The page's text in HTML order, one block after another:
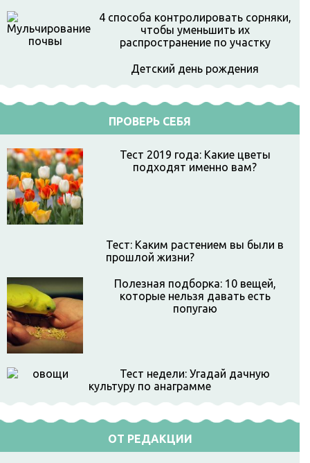
4 способа контролировать сорняки,
чтобы уменьшить их
распространение по участку
Детский день рождения
ПРОВЕРЬ СЕБЯ
Тест 2019 года: Какие цветы
подходят именно вам?
Тест: Каким растением вы были в
прошлой жизни?
Полезная подборка: 10 вещей,
которые нельзя давать есть
попугаю
Тест недели: Угадай дачную
культуру по анаграмме
ОТ РЕДАКЦИИ